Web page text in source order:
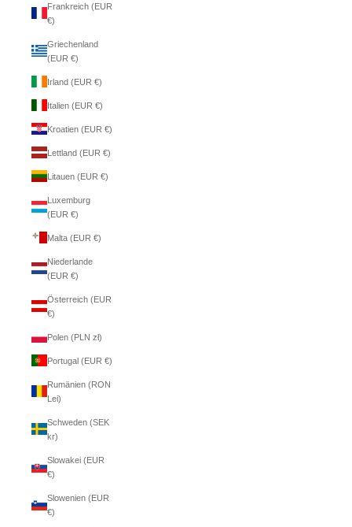
Frankreich (EUR
€)
Griechenland
(EUR €)
Irland (EUR €)
Italien (EUR €)
Kroatien (EUR €)
Lettland (EUR €)
Litauen (EUR €)
Luxemburg
(EUR €)
Malta (EUR €)
Niederlande
(EUR €)
Österreich (EUR
€)
Polen (PLN zł)
Portugal (EUR €)
Rumänien (RON
Lei)
Schweden (SEK
kr)
Slowakei (EUR
€)
Slowenien (EUR
€)